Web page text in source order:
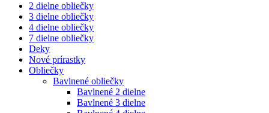
2 dielne obliečky
3 dielne obliečky
4 dielne obliečky
7 dielne obliečky
Deky
Nové prírastky
Obliečky
Bavlnené obliečky
Bavlnené 2 dielne
Bavlnené 3 dielne